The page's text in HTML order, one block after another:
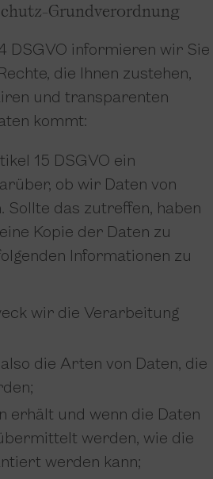
Grundverordnung
DSGVO informieren wir Sie
die Ihnen zustehen,
und transparenten
kommt:
15 DSGVO ein
ob wir Daten von
Sollte das zutreffen, haben
Kopie der Daten zu
Informationen zu
wir die Verarbeitung
die Arten von Daten, die
erhält und wenn die Daten
werden, wie die
werden kann;